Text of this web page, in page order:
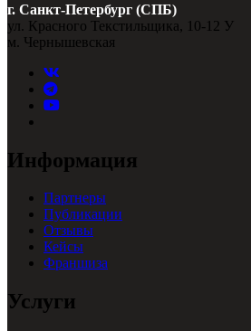
г. Санкт-Петербург (СПБ)
ул. Красного Текстильщика, 10-12 У
м. Чернышевская
Информация
Партнеры
Публикации
Отзывы
Кейсы
Франшиза
Услуги